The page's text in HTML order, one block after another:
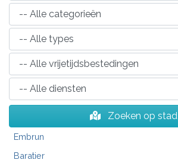
Zoeken op stad
Embrun
Baratier